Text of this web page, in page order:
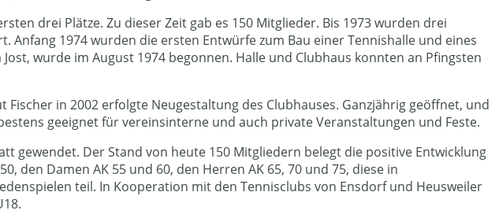
drei Plätze. Zu dieser Zeit gab es 150 Mitglieder. Bis 1973 wurden drei
1974 wurden die ersten Entwürfe zum Bau einer Tennishalle und eines
wurde im August 1974 begonnen. Halle und Clubhaus konnten an Pfingsten
in 2002 erfolgte Neugestaltung des Clubhauses. Ganzjährig geöffnet, und
geeignet für vereinsinterne und auch private Veranstaltungen und Feste.
gewendet. Der Stand von heute 150 Mitgliedern belegt die positive Entwicklung
den Damen AK 55 und 60, den Herren AK 65, 70 und 75, diese in
teil. In Kooperation mit den Tennisclubs von Ensdorf und Heusweiler